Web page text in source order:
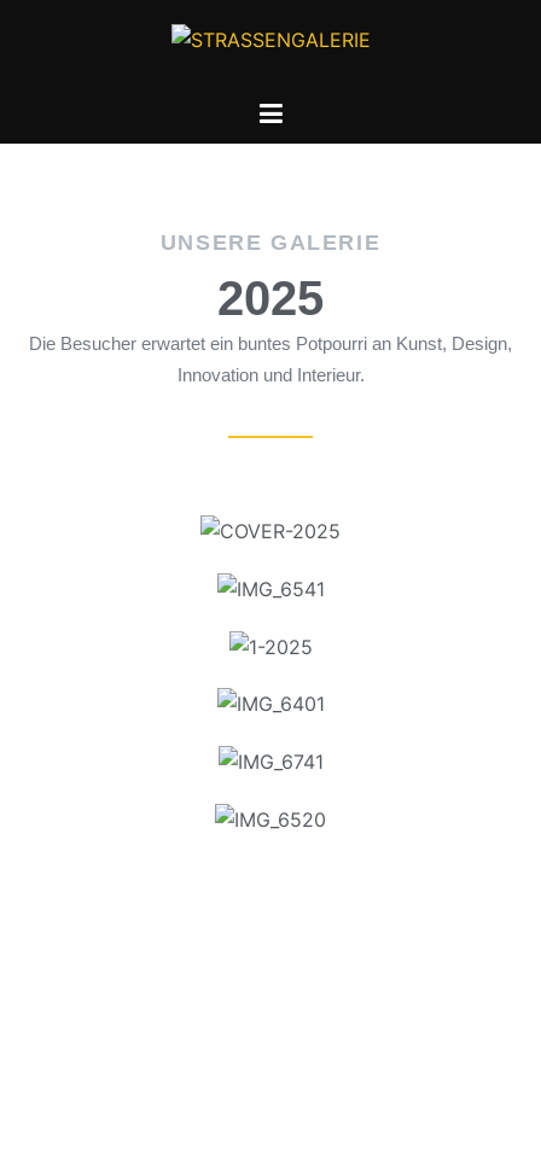
UNSERE GALERIE
2025
Die Besucher erwartet ein buntes Potpourri an Kunst, Design,
Innovation und Interieur.